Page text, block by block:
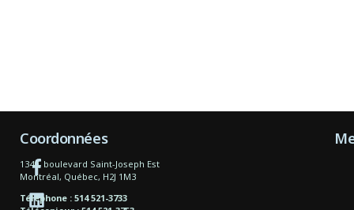
Coordonnées
1340, boulevard Saint-Joseph Est
Montréal, Québec, H2J 1M3
Téléphone : 514 521-3733